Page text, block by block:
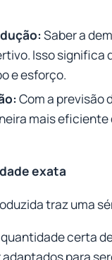
Saber a
Isso significa
e esforço.
Com a previsão
mais
exata
traz uma
certa
para